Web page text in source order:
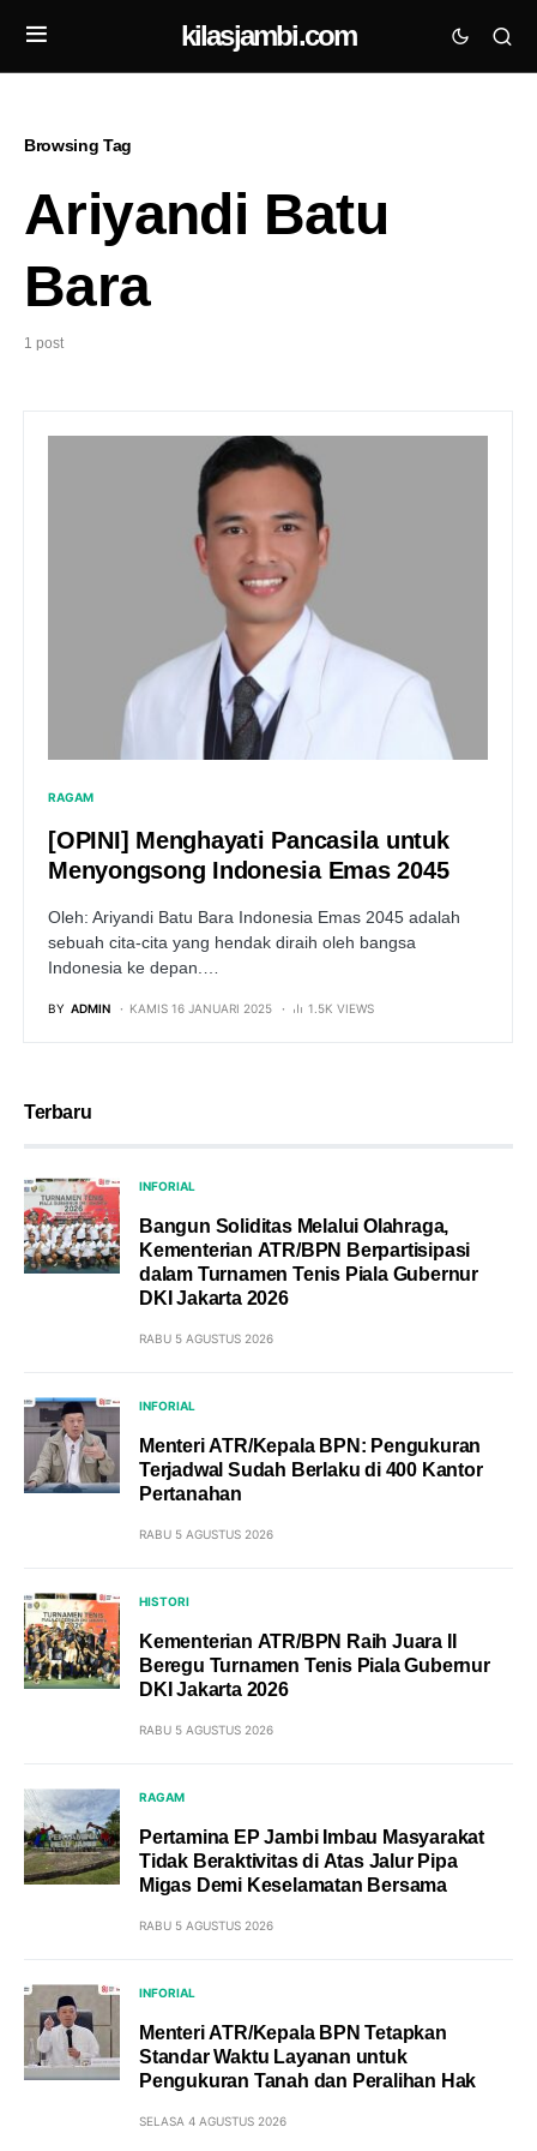
kilasjambi.com
Browsing Tag
Ariyandi Batu
Bara
1 post
RAGAM
[OPINI] Menghayati Pancasila untuk
Menyongsong Indonesia Emas 2045
Oleh: Ariyandi Batu Bara Indonesia Emas 2045 adalah
sebuah cita-cita yang hendak diraih oleh bangsa
Indonesia ke depan.…
BY ADMIN KAMIS 16 JANUARI 2025 1.5K VIEWS
Terbaru
INFORIAL
Bangun Soliditas Melalui Olahraga,
Kementerian ATR/BPN Berpartisipasi
dalam Turnamen Tenis Piala Gubernur
DKI Jakarta 2026
RABU 5 AGUSTUS 2026
INFORIAL
Menteri ATR/Kepala BPN: Pengukuran
Terjadwal Sudah Berlaku di 400 Kantor
Pertanahan
RABU 5 AGUSTUS 2026
HISTORI
Kementerian ATR/BPN Raih Juara II
Beregu Turnamen Tenis Piala Gubernur
DKI Jakarta 2026
RABU 5 AGUSTUS 2026
RAGAM
Pertamina EP Jambi Imbau Masyarakat
Tidak Beraktivitas di Atas Jalur Pipa
Migas Demi Keselamatan Bersama
RABU 5 AGUSTUS 2026
INFORIAL
Menteri ATR/Kepala BPN Tetapkan
Standar Waktu Layanan untuk
Pengukuran Tanah dan Peralihan Hak
SELASA 4 AGUSTUS 2026